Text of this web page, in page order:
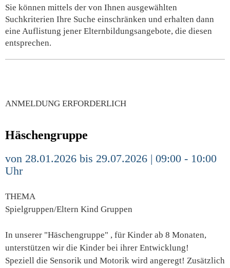
Sie können mittels der von Ihnen ausgewählten
Suchkriterien Ihre Suche einschränken und erhalten dann
eine Auflistung jener Elternbildungsangebote, die diesen
entsprechen.
ANMELDUNG ERFORDERLICH
Häschengruppe
von 28.01.2026 bis 29.07.2026 | 09:00 - 10:00
Uhr
THEMA
Spielgruppen/Eltern Kind Gruppen
In unserer "Häschengruppe" , für Kinder ab 8 Monaten,
unterstützen wir die Kinder bei ihrer Entwicklung!
Speziell die Sensorik und Motorik wird angeregt! Zusätzlich